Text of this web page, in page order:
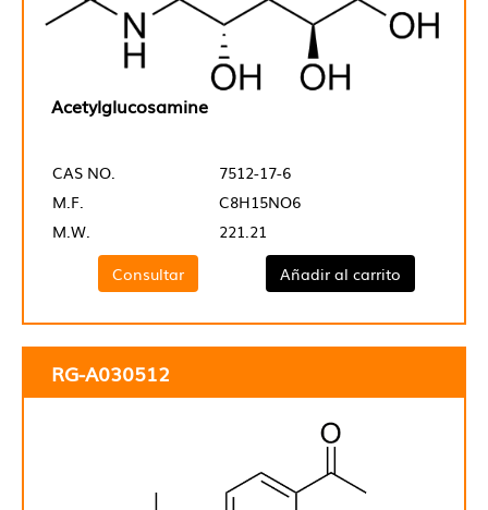
Acetylglucosamine
CAS NO.
7512-17-6
M.F.
C8H15NO6
M.W.
221.21
Consultar
Añadir al carrito
RG-A030512